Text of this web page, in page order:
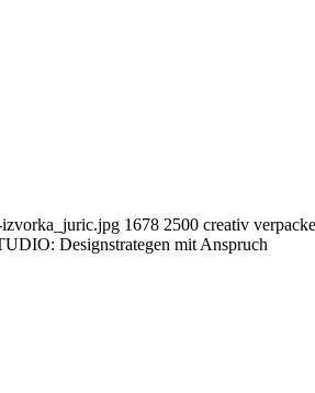
izvorka_juric.jpg 1678 2500 creativ
Designstrategen mit Anspruch